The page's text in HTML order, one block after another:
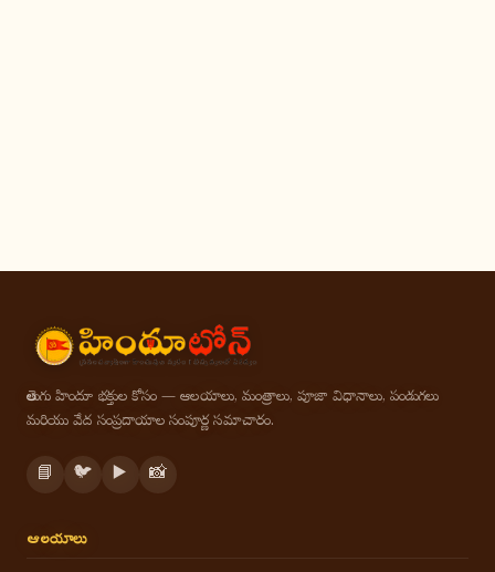
తెలుగు హిందూ భక్తుల కోసం — ఆలయాలు, మంత్రాలు, పూజా విధానాలు, పండుగలు
మరియు వేద సంప్రదాయాల సంపూర్ణ సమాచారం.
📘 🐦 ▶️ 📸
ఆలయాలు